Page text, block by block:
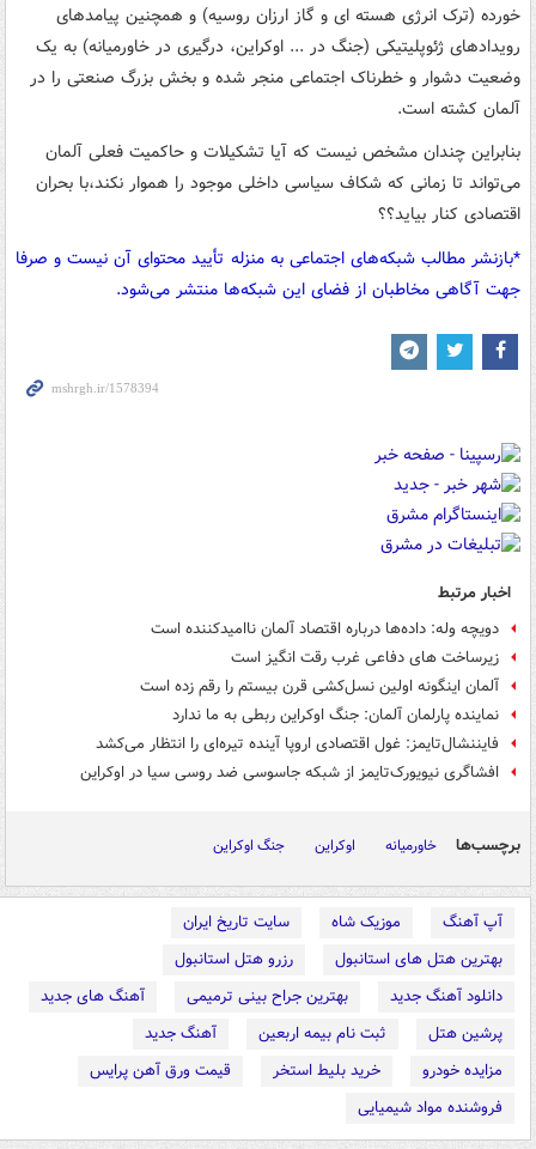
خورده (ترک انرژی هسته ای و گاز ارزان روسیه) و همچنین پیامدهای
رویدادهای ژئوپلیتیکی (جنگ در ... اوکراین، درگیری در خاورمیانه) به یک
وضعیت دشوار و خطرناک اجتماعی منجر شده و بخش بزرگ صنعتی را در
آلمان کشته است.
بنابراین چندان مشخص نیست که آیا تشکیلات و حاکمیت فعلی آلمان
می‌تواند تا زمانی که شکاف سیاسی داخلی موجود را هموار نکند،با بحران
اقتصادی کنار بیاید؟؟
*بازنشر مطالب شبکه‌های اجتماعی به منزله تأیید محتوای آن نیست و صرفا
جهت آگاهی مخاطبان از فضای این شبکه‌ها منتشر می‌شود.
اخبار مرتبط
دویچه وله: داده‌ها درباره اقتصاد آلمان ناامیدکننده است
زیرساخت های دفاعی غرب رقت انگیز است
آلمان اینگونه اولین نسل‌کشی قرن بیستم را رقم زده است
نماینده پارلمان آلمان: جنگ اوکراین ربطی به ما ندارد
فایننشال‌تایمز: غول اقتصادی اروپا آینده تیره‌ای را انتظار می‌کشد
افشاگری نیویورک‌تایمز از شبکه جاسوسی ضد روسی سیا در اوکراین
برچسب‌ها خاورمیانه اوکراین جنگ اوکراین
آپ آهنگ موزیک شاه
سایت تاریخ ایران
بهترین هتل های استانبول
رزرو هتل استانبول
دانلود آهنگ جدید
بهترین جراح بینی ترمیمی
آهنگ های جدید
پرشین هتل
ثبت نام بیمه اربعین
آهنگ جدید
مزایده خودرو
خرید بلیط استخر
قیمت ورق آهن پرایس
فروشنده مواد شیمیایی